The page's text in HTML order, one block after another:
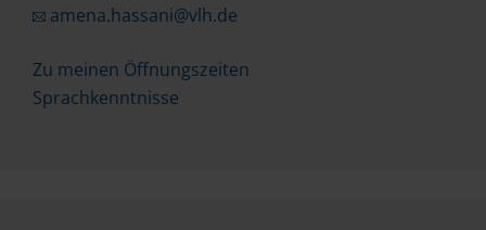
amena.hassani@vlh.de
Zu meinen Öffnungszeiten
Sprachkenntnisse